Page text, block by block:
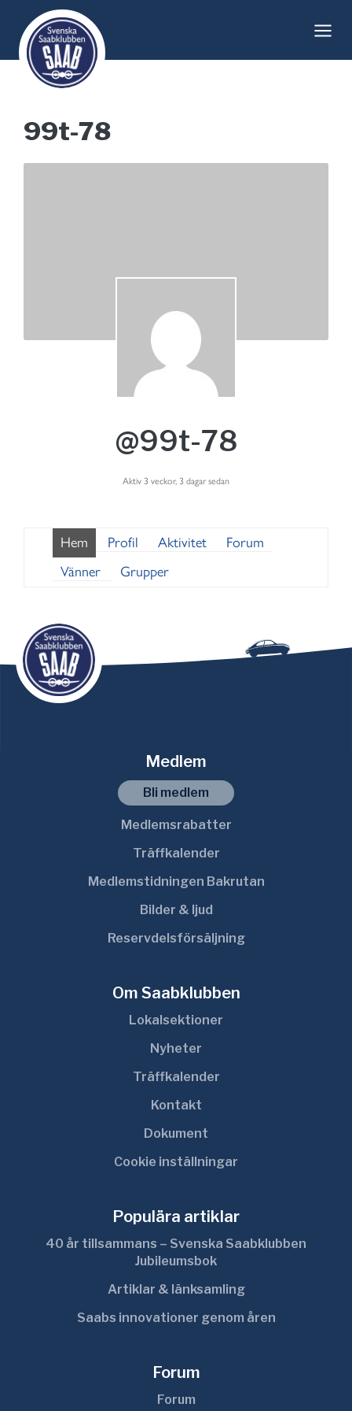
content
99t-78
@99t-78
Aktiv 3 veckor, 3 dagar sedan
Hem Profil Aktivitet
Forum
Vänner
Grupper
Medlem
Bli medlem
Medlemsrabatter
Träffkalender
Medlemstidningen Bakrutan
Bilder & ljud
Reservdelsförsäljning
Om Saabklubben
Lokalsektioner
Nyheter
Träffkalender
Kontakt
Dokument
Cookie inställningar
Populära artiklar
40 år tillsammans – Svenska Saabklubben
Jubileumsbok
Artiklar & länksamling
Saabs innovationer genom åren
Forum
Forum